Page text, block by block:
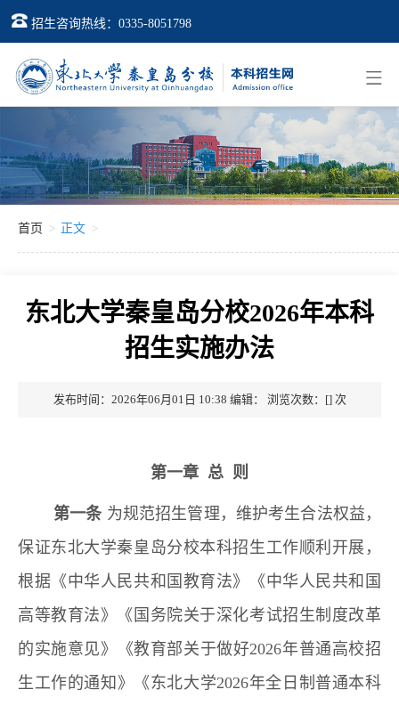
招生咨询热线：0335-8051798
首页 正文
东北大学秦皇岛分校2026年本科
招生实施办法
发布时间：2026年06月01日 10:38 编辑： 浏览次数：[] 次
第一章 总 则
第一条 为规范招生管理，维护考生合法权益，
保证东北大学秦皇岛分校本科招生工作顺利开展，
根据《中华人民共和国教育法》《中华人民共和国
高等教育法》《国务院关于深化考试招生制度改革
的实施意见》《教育部关于做好2026年普通高校招
生工作的通知》《东北大学2026年全日制普通本科